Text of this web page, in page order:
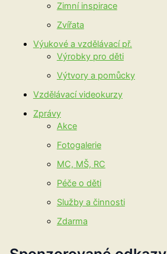
Zimní inspirace
Zvířata
Výukové a vzdělávací př.
Výrobky pro děti
Výtvory a pomůcky
Vzdělávací videokurzy
Zprávy
Akce
Fotogalerie
MC, MŠ, RC
Péče o děti
Služby a činnosti
Zdarma